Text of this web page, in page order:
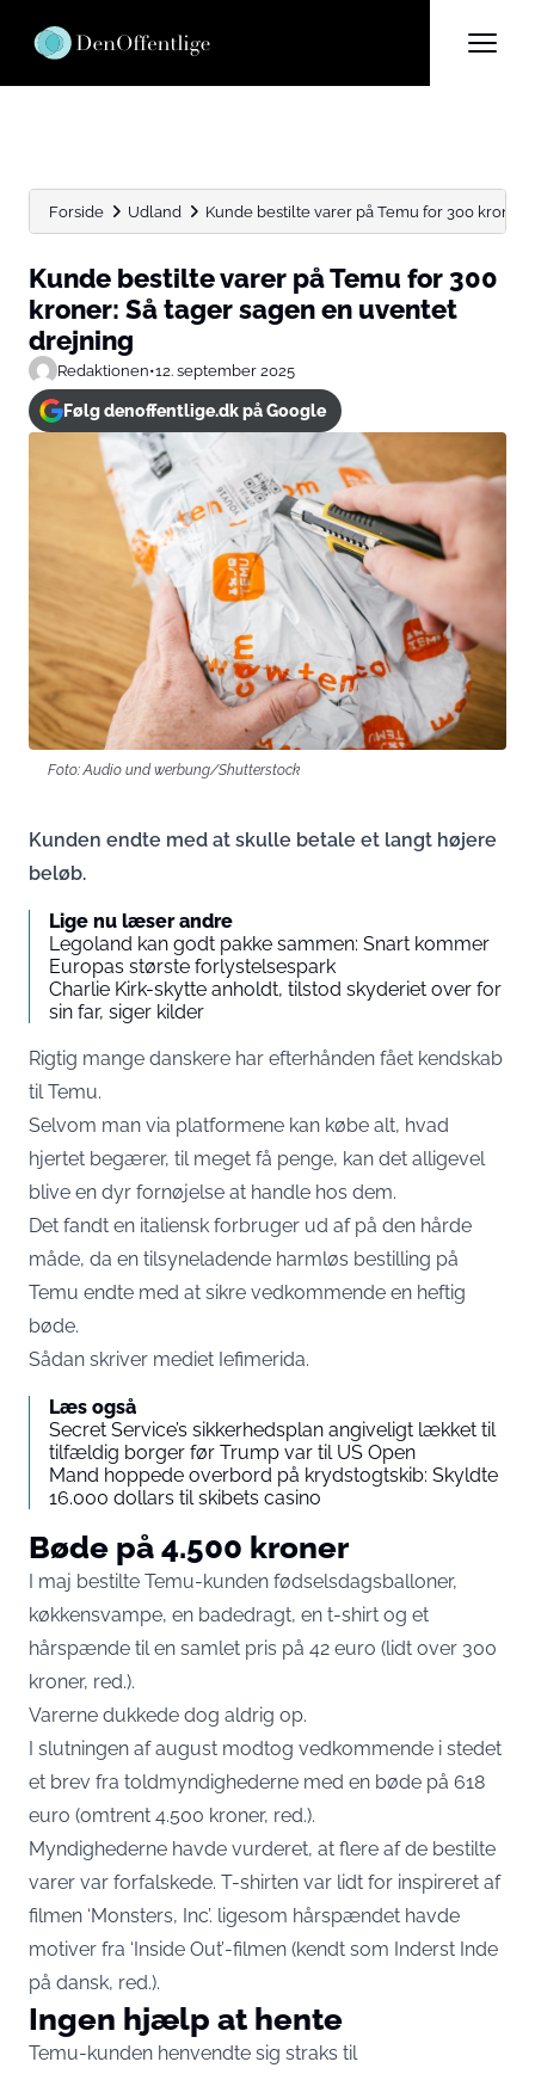
Forside Udland Kunde bestilte varer på Temu for 300 kroner:
Kunde bestilte varer på Temu for 300
kroner: Så tager sagen en uventet
drejning
Redaktionen•12. september 2025
Følg denoffentlige.dk på Google
Foto: Audio und werbung/Shutterstock
Kunden endte med at skulle betale et langt højere
beløb.
Lige nu læser andre
Legoland kan godt pakke sammen: Snart kommer
Europas største forlystelsespark
Charlie Kirk-skytte anholdt, tilstod skyderiet over for
sin far, siger kilder
Rigtig mange danskere har efterhånden fået kendskab
til Temu.
Selvom man via platformene kan købe alt, hvad
hjertet begærer, til meget få penge, kan det alligevel
blive en dyr fornøjelse at handle hos dem.
Det fandt en italiensk forbruger ud af på den hårde
måde, da en tilsyneladende harmløs bestilling på
Temu endte med at sikre vedkommende en heftig
bøde.
Sådan skriver mediet Iefimerida.
Læs også
Secret Service’s sikkerhedsplan angiveligt lækket til
tilfældig borger før Trump var til US Open
Mand hoppede overbord på krydstogtskib: Skyldte
16.000 dollars til skibets casino
Bøde på 4.500 kroner
I maj bestilte Temu-kunden fødselsdagsballoner,
køkkensvampe, en badedragt, en t-shirt og et
hårspænde til en samlet pris på 42 euro (lidt over 300
kroner, red.).
Varerne dukkede dog aldrig op.
I slutningen af august modtog vedkommende i stedet
et brev fra toldmyndighederne med en bøde på 618
euro (omtrent 4.500 kroner, red.).
Myndighederne havde vurderet, at flere af de bestilte
varer var forfalskede. T-shirten var lidt for inspireret af
filmen ‘Monsters, Inc’. ligesom hårspændet havde
motiver fra ‘Inside Out’-filmen (kendt som Inderst Inde
på dansk, red.).
Ingen hjælp at hente
Temu-kunden henvendte sig straks til